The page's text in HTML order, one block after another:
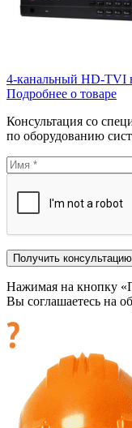
4-канальный HD-TVI
Подробнее о товаре
Консультация со
по оборудованию
Нажимая на кнопку
Вы соглашаетесь на